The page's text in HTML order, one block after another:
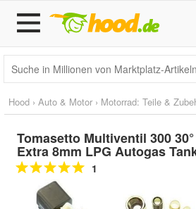
Hood › Auto & Motor › Motorrad: Teile &
Tomasetto Multiventil 300
Extra 8mm LPG Autogas
1